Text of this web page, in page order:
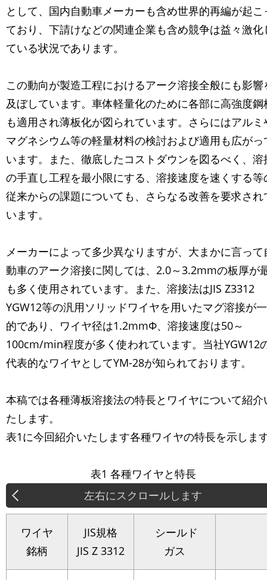
として、国内自動車メーカーも含め世界的再編が起こ
ており、下請けなどの関連企業も含め競争は益々激化
ている状況であります。
この動向が製造工程におけるアーク溶接全般にも影響
及ぼしています。車体軽量化のために各部に高強度鋼
も適用され薄板化が図られています。さらにはアルミ
マグネシウム等の軽量材料の検討および適用も広がっ
います。また、徹底したコストダウンを図るべく、溶
の手直し工程を最小限にする、溶接速度を速くする等
従来からの課題についても、さらなる改善を要求され
います。
メーカーによって多少異なりますが、大まかに言って
動車のアーク溶接に関しては、2.0～3.2mmの板厚が
も多く使用されています。また、溶接法はJIS Z3312
YGW12等の汎用ソリッドワイヤを用いたマグ溶接が
的であり、ワイヤ径は1.2mmΦ、溶接速度は50～
100cm/min程度が多く使われています。当社YGW12
代表的なワイヤとしてYM-28が知られております。
本稿では各種薄板溶接法の特長とワイヤについて紹介
たします。
表1に今回紹介いたします各種ワイヤの特長を示しま
表1 各種ワイヤと特長
ワイヤ
銘柄
JIS規格
JIS Z 3312
シールド
ガス